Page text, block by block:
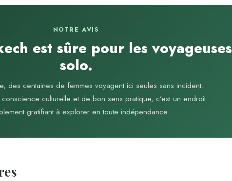
NOTRE AVIS
est sûre pour les voyageuses
solo.
des centaines de femmes voyagent ici seules sans incident.
culturelle et de bon sens pratique, c’est un endroit
gratifiant à explorer en toute indépendance.